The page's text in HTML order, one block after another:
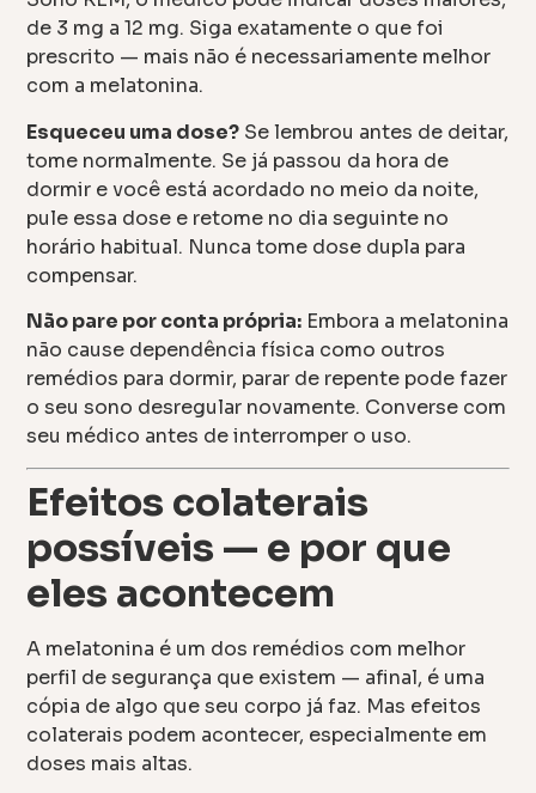
de 3 mg a 12 mg. Siga exatamente o que foi
prescrito — mais não é necessariamente melhor
com a melatonina.
Esqueceu uma dose? Se lembrou antes de deitar,
tome normalmente. Se já passou da hora de
dormir e você está acordado no meio da noite,
pule essa dose e retome no dia seguinte no
horário habitual. Nunca tome dose dupla para
compensar.
Não pare por conta própria: Embora a melatonina
não cause dependência física como outros
remédios para dormir, parar de repente pode fazer
o seu sono desregular novamente. Converse com
seu médico antes de interromper o uso.
Efeitos colaterais
possíveis — e por que
eles acontecem
A melatonina é um dos remédios com melhor
perfil de segurança que existem — afinal, é uma
cópia de algo que seu corpo já faz. Mas efeitos
colaterais podem acontecer, especialmente em
doses mais altas.